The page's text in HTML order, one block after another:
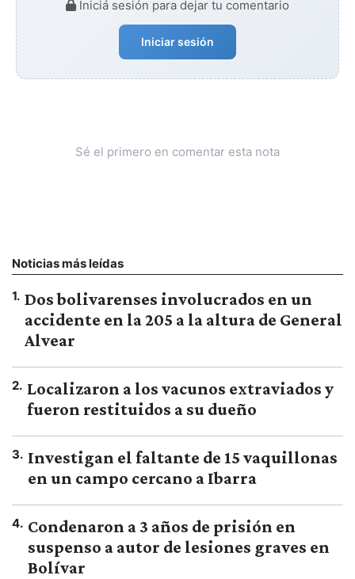
Iniciá sesión para dejar tu comentario
Iniciar sesión
Sé el primero en comentar esta nota
Noticias más leídas
1. Dos bolivarenses involucrados en un
accidente en la 205 a la altura de General
Alvear
2. Localizaron a los vacunos extraviados y
fueron restituidos a su dueño
3. Investigan el faltante de 15 vaquillonas
en un campo cercano a Ibarra
4. Condenaron a 3 años de prisión en
suspenso a autor de lesiones graves en
Bolívar